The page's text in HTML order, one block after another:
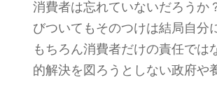
消費者は忘れていないだろうか
びついてもそのつけは結局自分
もちろん消費者だけの責任で
的解決を図ろうとしない政府や